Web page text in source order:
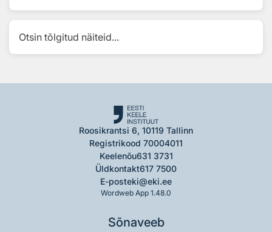
Otsin tõlgitud näiteid...
Roosikrantsi 6, 10119 Tallinn
Registrikood 70004011
Keelenõu631 3731
Üldkontakt617 7500
E-posteki@eki.ee
Wordweb App 1.48.0
Sõnaveeb